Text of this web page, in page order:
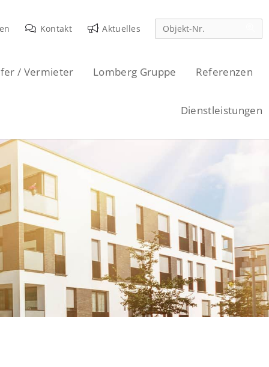
Kontakt Aktuelles
/ Vermieter Lomberg Gruppe Referenzen
Dienstleistungen